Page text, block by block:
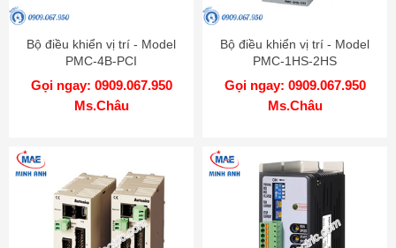
Bộ điều khiển vị trí - Model
PMC-4B-PCI
Gọi ngay: 0909.067.950
Ms.Châu
Bộ điều khiển vị trí - Model
PMC-1HS-2HS
Gọi ngay: 0909.067.950
Ms.Châu